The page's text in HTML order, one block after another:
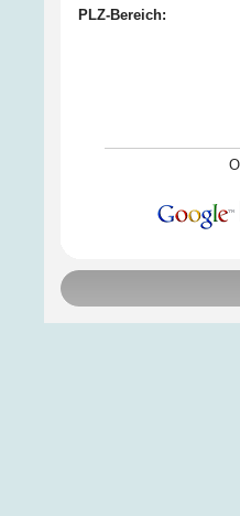
PLZ-Bereich: